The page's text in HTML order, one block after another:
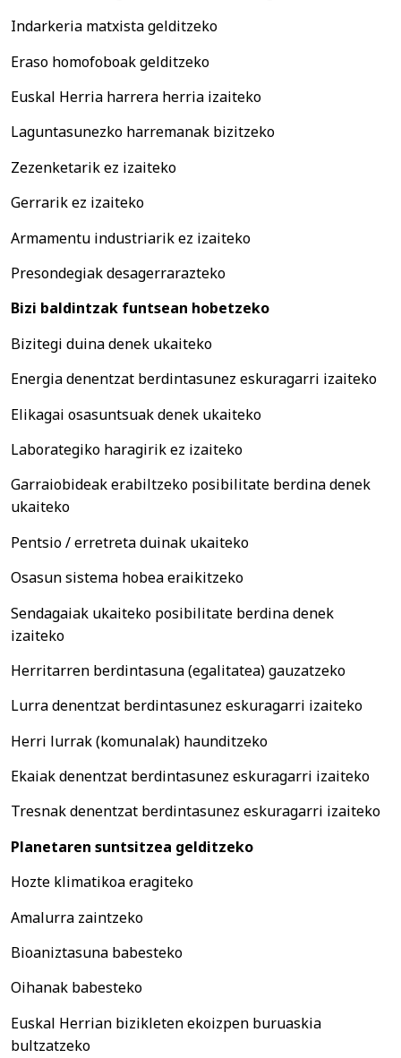
Indarkeria matxista gelditzeko
Eraso homofoboak gelditzeko
Euskal Herria harrera herria izaiteko
Laguntasunezko harremanak bizitzeko
Zezenketarik ez izaiteko
Gerrarik ez izaiteko
Armamentu industriarik ez izaiteko
Presondegiak desagerrarazteko
Bizi baldintzak funtsean hobetzeko
Bizitegi duina denek ukaiteko
Energia denentzat berdintasunez eskuragarri izaiteko
Elikagai osasuntsuak denek ukaiteko
Laborategiko haragirik ez izaiteko
Garraiobideak erabiltzeko posibilitate berdina denek
ukaiteko
Pentsio / erretreta duinak ukaiteko
Osasun sistema hobea eraikitzeko
Sendagaiak ukaiteko posibilitate berdina denek
izaiteko
Herritarren berdintasuna (egalitatea) gauzatzeko
Lurra denentzat berdintasunez eskuragarri izaiteko
Herri lurrak (komunalak) haunditzeko
Ekaiak denentzat berdintasunez eskuragarri izaiteko
Tresnak denentzat berdintasunez eskuragarri izaiteko
Planetaren suntsitzea gelditzeko
Hozte klimatikoa eragiteko
Amalurra zaintzeko
Bioaniztasuna babesteko
Oihanak babesteko
Euskal Herrian bizikleten ekoizpen buruaskia
bultzatzeko